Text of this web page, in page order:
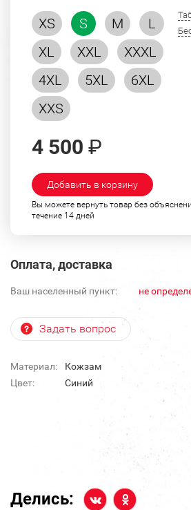
XS S M
L
XL
XXL
XXXL
4XL
5XL
6XL
XXS
4 500 ₽
Добавить в корзину
Вы можете вернуть товар без
течение 14 дней
Оплата, доставка
Ваш населенный пункт: не
Задать вопрос
Материал:
Кожзам
Цвет:
Синий
Делись: